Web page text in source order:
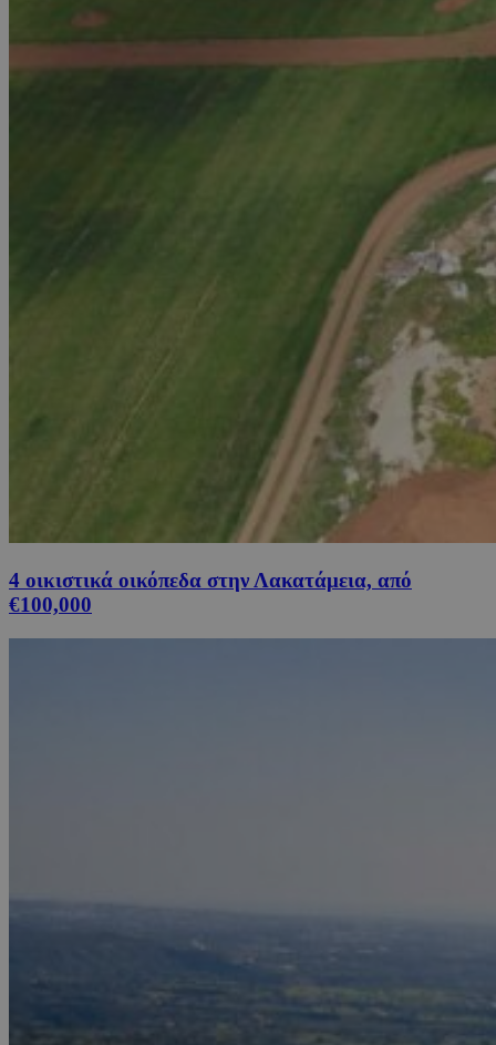
4 οικιστικά οικόπεδα στην Λακατάμεια, από
€100,000